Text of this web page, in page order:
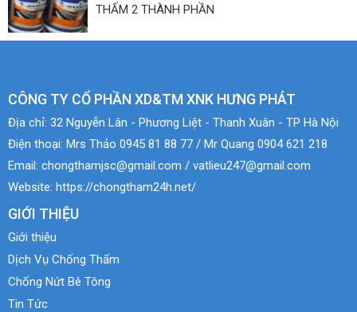
THẤM 2 THÀNH PHẦN
CÔNG TY CỔ PHẦN XD&TM XNK HƯNG PHÁT
Địa chỉ: 32 Nguyễn Lân - Phương Liệt - Thanh Xuân - TP Hà Nội
Điện thoại: Mrs Thảo 0945 81 88 77 / Mr Quang 0904 621 218
Email: chongthamjsc@gmail.com / vatlieu247@gmail.com
Website: https://chongtham24h.net/
GIỚI THIỆU
Giới thiệu
Dịch Vụ Chống Thấm
Chống Nứt Bê Tông
Tin Tức